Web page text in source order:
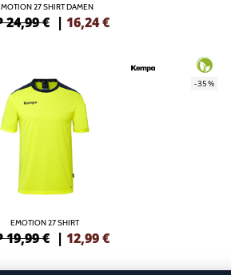
27 SHIRT DAMEN
24,99 € | 16,24 €
EMOTION 27 SHIRT
19,99 € | 12,99 €
-35%